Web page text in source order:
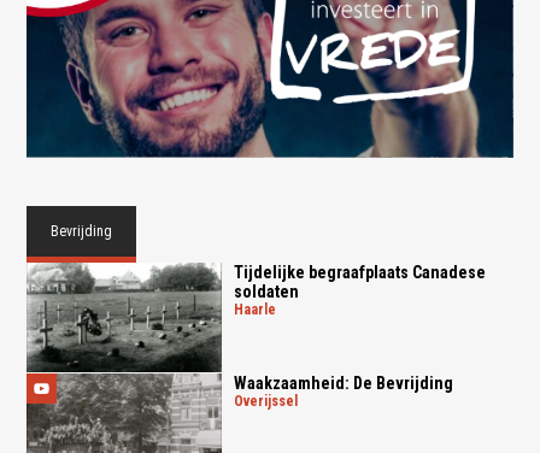
Bevrijding
Tijdelijke begraafplaats Canadese
soldaten
haarle
Waakzaamheid: De Bevrijding
overijssel